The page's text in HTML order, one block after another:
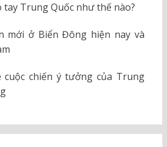
tay Trung Quốc như thế nào?
mới ở Biển Đông hiện nay và
cuộc chiến ý tưởng của Trung